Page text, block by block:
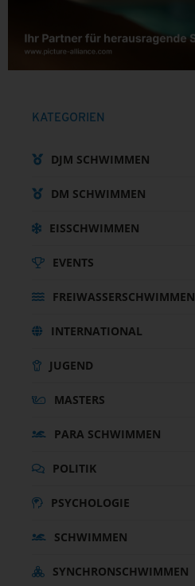
KATEGORIEN
DJM SCHWIMMEN
DM SCHWIMMEN
EISSCHWIMMEN
EVENTS
FREIWASSERSCHWIMMEN
INTERNATIONAL
JUGEND
MASTERS
PARA SCHWIMMEN
POLITIK
PSYCHOLOGIE
SCHWIMMEN
SYNCHRONSCHWIMMEN